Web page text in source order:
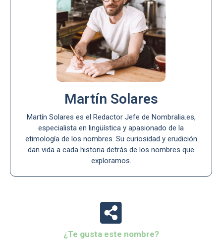
Martín Solares
Martín Solares es el Redactor Jefe de Nombralia.es,
especialista en lingüística y apasionado de la
etimología de los nombres. Su curiosidad y erudición
dan vida a cada historia detrás de los nombres que
exploramos.
¿Te gusta este nombre?